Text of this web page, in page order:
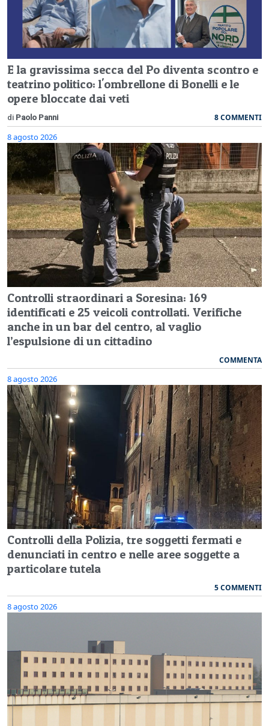
E la gravissima secca del Po diventa scontro e
teatrino politico: l'ombrellone di Bonelli e le
opere bloccate dai veti
di Paolo Panni 8 COMMENTI
8 agosto 2026
Controlli straordinari a Soresina: 169
identificati e 25 veicoli controllati. Verifiche
anche in un bar del centro, al vaglio
l’espulsione di un cittadino
COMMENTA
8 agosto 2026
Controlli della Polizia, tre soggetti fermati e
denunciati in centro e nelle aree soggette a
particolare tutela
5 COMMENTI
8 agosto 2026